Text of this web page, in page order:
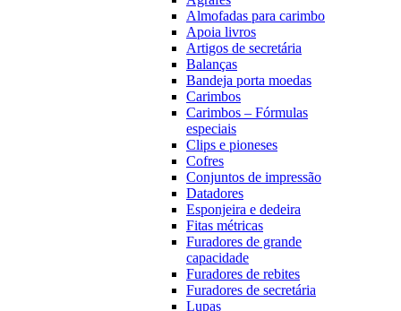
Almofadas para carimbo
Apoia livros
Artigos de secretária
Balanças
Bandeja porta moedas
Carimbos
Carimbos – Fórmulas
especiais
Clips e pioneses
Cofres
Conjuntos de impressão
Datadores
Esponjeira e dedeira
Fitas métricas
Furadores de grande
capacidade
Furadores de rebites
Furadores de secretária
Lupas